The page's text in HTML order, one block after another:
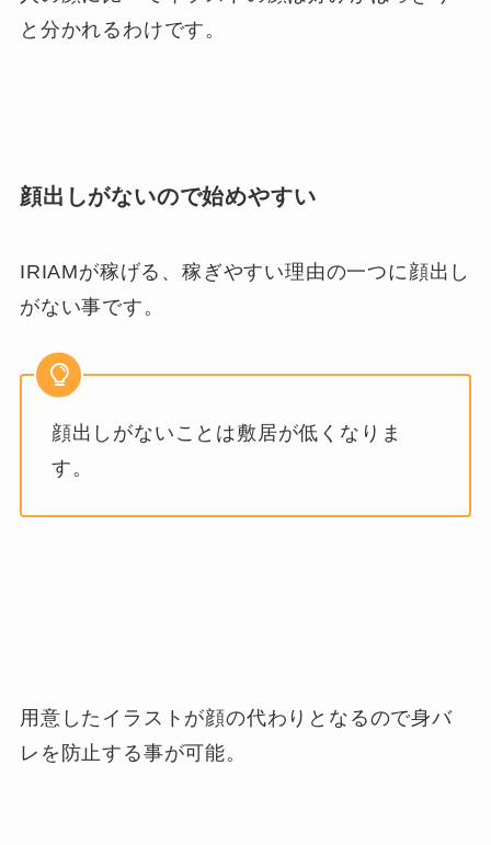
と分かれるわけです。
顔出しがないので始めやすい
IRIAMが稼げる、稼ぎやすい理由の一つに顔出し
がない事です。
顔出しがないことは敷居が低くなりま
す。
用意したイラストが顔の代わりとなるので身バ
レを防止する事が可能。